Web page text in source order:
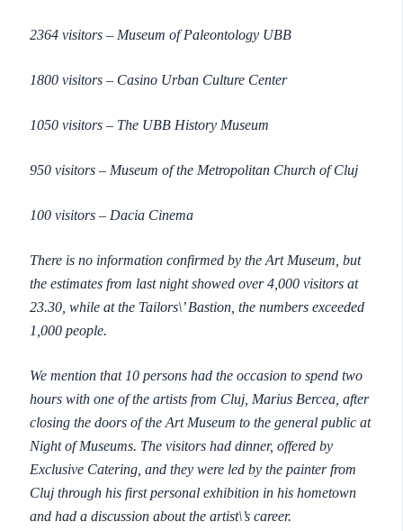
2364 visitors – Museum of Paleontology UBB
1800 visitors – Casino Urban Culture Center
1050 visitors – The UBB History Museum
950 visitors – Museum of the Metropolitan Church of Cluj
100 visitors – Dacia Cinema
There is no information confirmed by the Art Museum, but
the estimates from last night showed over 4,000 visitors at
23.30, while at the Tailors\’ Bastion, the numbers exceeded
1,000 people.
We mention that 10 persons had the occasion to spend two
hours with one of the artists from Cluj, Marius Bercea, after
closing the doors of the Art Museum to the general public at
Night of Museums. The visitors had dinner, offered by
Exclusive Catering, and they were led by the painter from
Cluj through his first personal exhibition in his hometown
and had a discussion about the artist\’s career.